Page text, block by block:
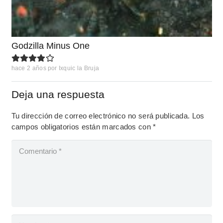
Godzilla Minus One
hace 2 años por Ixquic la Bruja
Deja una respuesta
Tu dirección de correo electrónico no será publicada. Los
campos obligatorios están marcados con*